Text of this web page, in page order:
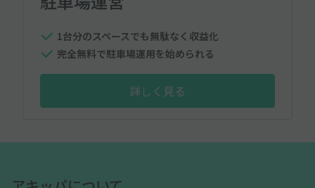
1台分のスペースでも無駄なく収益化
完全無料で駐車場運用を始められる
詳しく見る